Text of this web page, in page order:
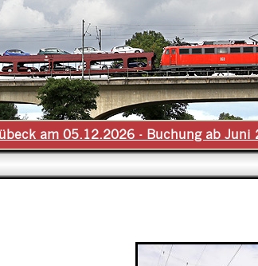
am 05.12.2026 - Buchung ab Juni